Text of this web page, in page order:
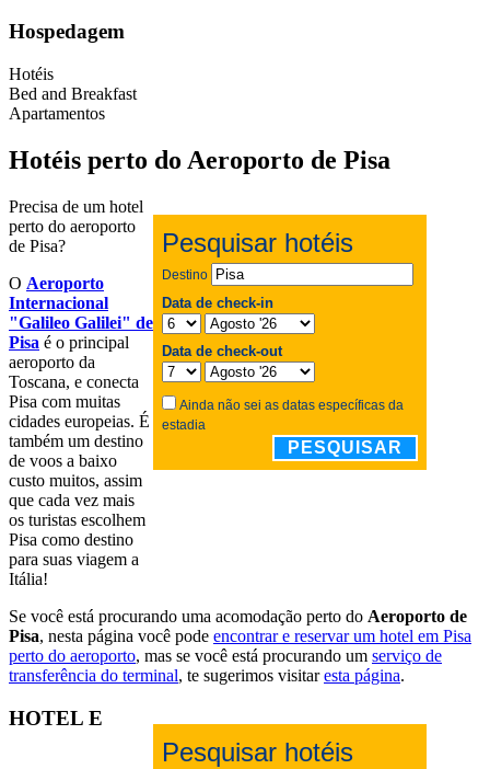
Hospedagem
Hotéis
Bed and Breakfast
Apartamentos
Hotéis perto do Aeroporto de Pisa
Precisa de um hotel
perto do aeroporto
de Pisa?
O Aeroporto
Internacional
"Galileo Galilei" de
Pisa é o principal
aeroporto da
Toscana, e conecta
Pisa com muitas
cidades europeias. É
também um destino
de voos a baixo
custo muitos, assim
que cada vez mais
os turistas escolhem
Pisa como destino
para suas viagem a
Itália!
Se você está procurando uma acomodação perto do Aeroporto de
Pisa, nesta página você pode encontrar e reservar um hotel em Pisa
perto do aeroporto, mas se você está procurando um serviço de
transferência do terminal, te sugerimos visitaresta página.
HOTEL E